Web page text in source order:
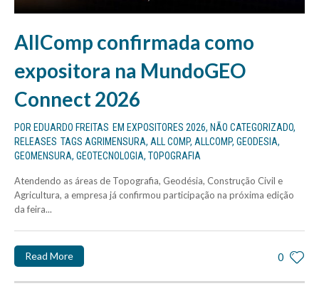
AllComp confirmada como
expositora na MundoGEO
Connect 2026
POR EDUARDO FREITAS EM EXPOSITORES 2026, NÃO CATEGORIZADO,
RELEASES TAGS AGRIMENSURA, ALL COMP, ALLCOMP, GEODESIA,
GEOMENSURA, GEOTECNOLOGIA, TOPOGRAFIA
Atendendo as áreas de Topografia, Geodésia, Construção Civil e
Agricultura, a empresa já confirmou participação na próxima edição
da feira...
0
Read More